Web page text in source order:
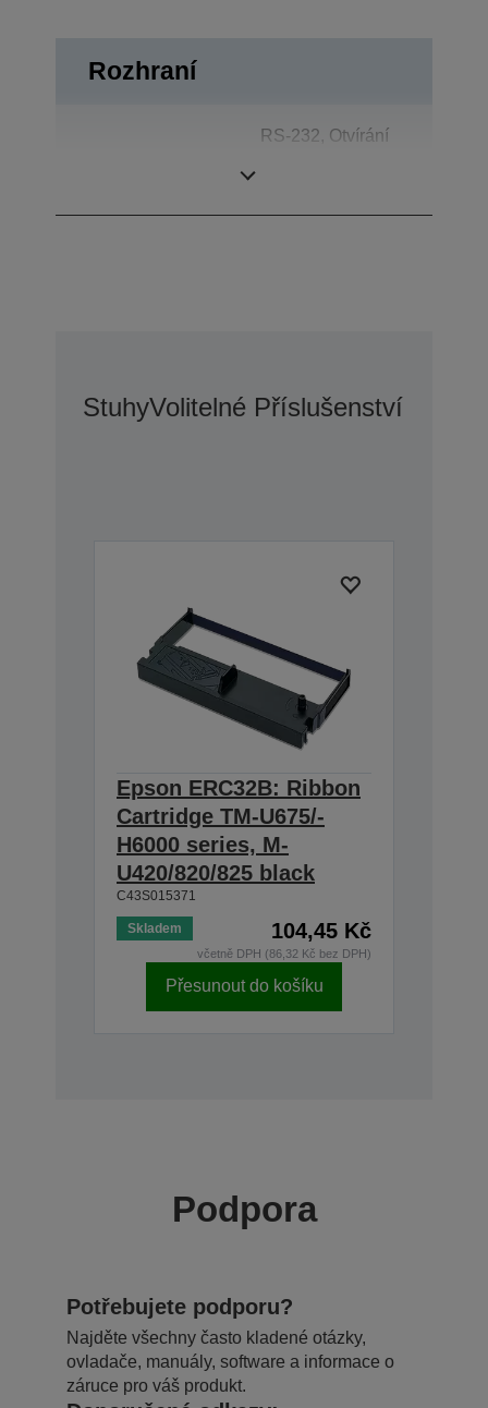
Rozhraní
RS-232, Otvírání
StuhyVolitelné Příslušenství
Epson ERC32B: Ribbon
Cartridge TM-U675/-
H6000 series, M-
U420/820/825 black
C43S015371
Skladem 104,45 Kč
včetně DPH (86,32 Kč bez DPH)
Přesunout do košíku
Podpora
Potřebujete podporu?
Najděte všechny často kladené otázky,
ovladače, manuály, software a informace o
záruce pro váš produkt.